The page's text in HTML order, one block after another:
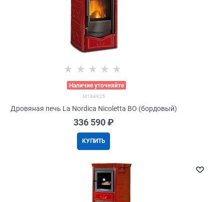
Наличие уточняйте
M184925
Дровяная печь La Nordica Nicoletta BO (бордовый)
336 590 ₽
КУПИТЬ